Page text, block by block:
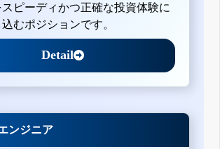
スピーディかつ正確な投資体験に
むポジションです。
Detail
ンジニア